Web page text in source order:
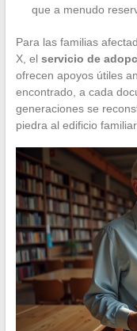
que a menudo
Para las familias
X, el servicio de
ofrecen apoyos útiles
encontrado, a cada
generaciones se
piedra al edificio familiar.